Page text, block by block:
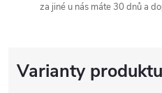
za jiné u nás máte 30 dnů a